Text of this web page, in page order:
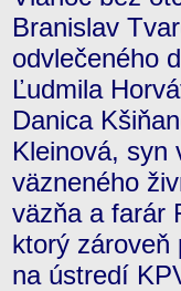
Branislav
odvlečeného
Ľudmila
Danica
Kleinová, syn
väzneného
väzňa a farár
ktorý zároveň
na ústredí